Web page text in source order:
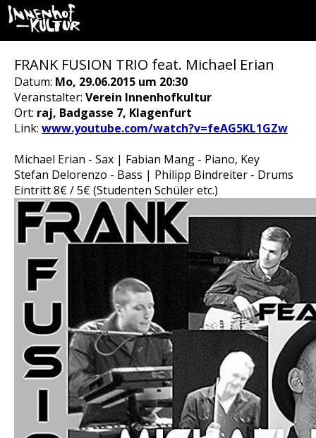
FRANK FUSION TRIO feat. Michael Erian
Datum: Mo, 29.06.2015 um 20:30
Veranstalter: Verein Innenhofkultur
Ort: raj, Badgasse 7, Klagenfurt
Link: www.youtube.com/watch?v=feAG5KL1GZw
Michael Erian - Sax | Fabian Mang - Piano, Key
Stefan Delorenzo - Bass | Philipp Bindreiter - Drums
Eintritt 8€ / 5€ (Studenten Schüler etc.)